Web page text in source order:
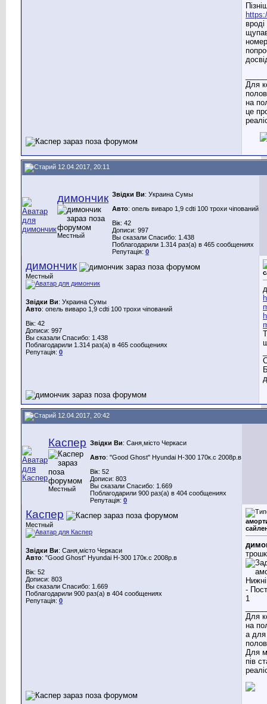
Для
на
це
12.04.2017, 20:11
димончик
Местный
Звідки Ви: Украина Сумы
Авто: опель виваро 1,9 cdti 100 трохи чіпований
Вік: 42
Дописи: 997
Вы сказали Спасибо: 1.438
Поблагодарили 1.314 раз(а) в 465 сообщениях
Репутація: 0
димончик
Местный
Звідки Ви: Украина Сумы
Авто: опель виваро 1,9 cdti 100 трохи чіпований
Вік: 42
Дописи: 997
Вы сказали Спасибо: 1.438
Поблагодарили 1.314 раз(а) в 465 сообщениях
Репутація: 0
12.04.2017, 20:42
Каспер
Местный
Звідки Ви: Саня,місто Черкаси
Авто: "Good Ghost" Hyundai H-300 170к.с 2008р.в
Вік: 52
Дописи: 803
Вы сказали Спасибо: 1.669
Поблагодарили 900 раз(а) в 404 сообщениях
Репутація: 0
Каспер
Местный
Звідки Ви: Саня,місто Черкаси
Авто: "Good Ghost" Hyundai H-300 170к.с 2008р.в
Вік: 52
Дописи: 803
Вы сказали Спасибо: 1.669
Поблагодарили 900 раз(а) в 404 сообщениях
Репутація: 0
Для
на
а для
Для
пів